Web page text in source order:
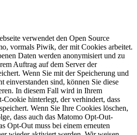
verwendet den Open Source
vormals Piwik, der mit Cookies arbeitet.
Daten werden anonymisiert und zu
Auftrag auf dem Server der
Wenn Sie mit der Speicherung und
einverstanden sind, können Sie diese
In diesem Fall wird in Ihrem
hinterlegt, der verhindert, dass
Wenn Sie Ihre Cookies löschen,
dass auch das Matomo Opt-Out-
Opt-Out muss bei einem erneuten